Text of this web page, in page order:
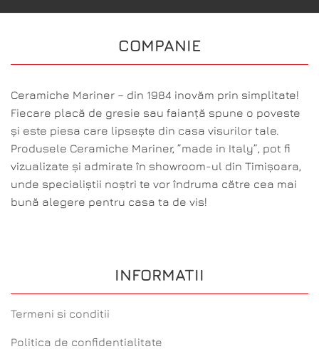
COMPANIE
Ceramiche Mariner – din 1984 inovăm prin simplitate!
Fiecare placă de gresie sau faianță spune o poveste
și este piesa care lipsește din casa visurilor tale.
Produsele Ceramiche Mariner, ”made in Italy”, pot fi
vizualizate și admirate în showroom-ul din Timișoara,
unde specialiștii noștri te vor îndruma către cea mai
bună alegere pentru casa ta de vis!
INFORMATII
Termeni si conditii
Politica de confidentialitate